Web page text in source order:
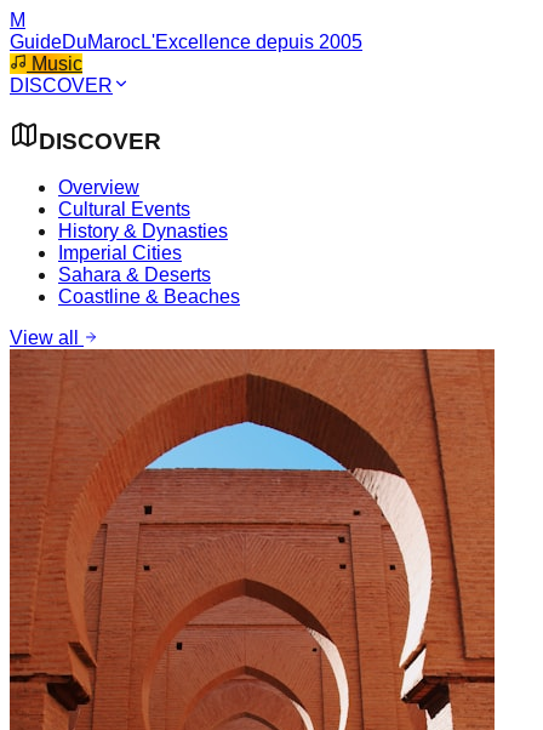
M
GuideDuMarocL'Excellence depuis 2005
Music
DISCOVER
DISCOVER
Overview
Cultural Events
History & Dynasties
Imperial Cities
Sahara & Deserts
Coastline & Beaches
View all